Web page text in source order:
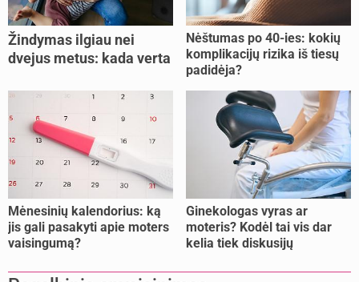
Žindymas ilgiau nei
dvejus metus: kada verta
nujunkyti?
Nėštumas po 40-ies: kokių
komplikacijų rizika iš tiesų
padidėja?
Mėnesinių kalendorius: ką
jis gali pasakyti apie moters
vaisingumą?
Ginekologas vyras ar
moteris? Kodėl tai vis dar
kelia tiek diskusijų